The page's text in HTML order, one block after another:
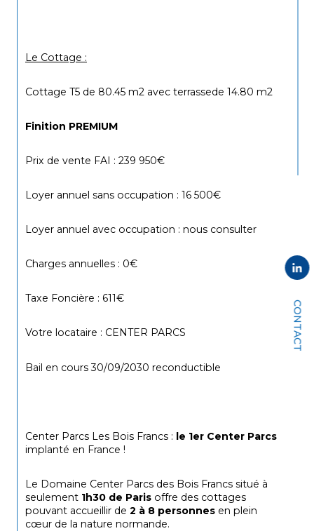
CONTACT
Le Cottage :
Cottage T5 de 80.45 m2 avec terrassede 14.80 m2
Finition PREMIUM
Prix de vente FAI : 239 950€
Loyer annuel sans occupation : 16 500€
Loyer annuel avec occupation : nous consulter
Charges annuelles : 0€
Taxe Foncière : 611€
Votre locataire : CENTER PARCS
Bail en cours 30/09/2030 reconductible
Center Parcs Les Bois Francs : le 1er Center Parcs
implanté en France !
Le Domaine Center Parcs des Bois Francs situé à
seulement 1h30 de Paris offre des cottages
pouvant accueillir de 2 à 8 personnes en plein
cœur de la nature normande.